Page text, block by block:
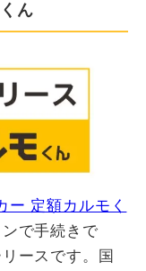
ん
ー 定額カルモく
で手続きで
ースです。国